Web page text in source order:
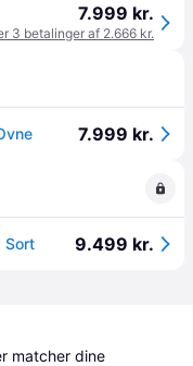
7.999 kr.
3 betalinger af 2.666 kr.
7.999 kr.
Sort 9.499 kr.
matcher dine